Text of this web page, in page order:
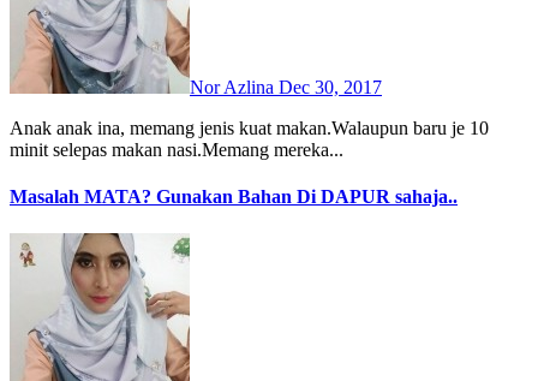
Nor Azlina Dec 30, 2017
Anak anak ina, memang jenis kuat makan.Walaupun baru je 10
minit selepas makan nasi.Memang mereka...
Masalah MATA? Gunakan Bahan Di DAPUR sahaja..